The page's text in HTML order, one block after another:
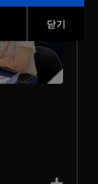
닫기